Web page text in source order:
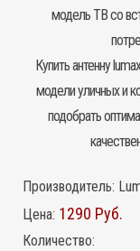
модель ТВ со
Купить антенну
модели уличных и
подобрать
Производитель:
Цена: 1290 Руб.
Количество: